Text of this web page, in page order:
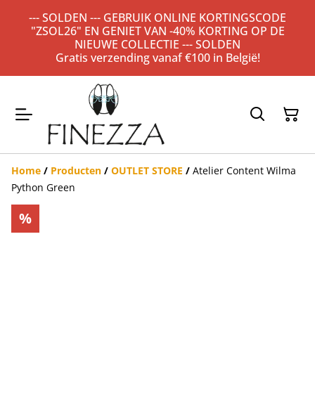
--- SOLDEN --- GEBRUIK ONLINE KORTINGSCODE
"ZSOL26" EN GENIET VAN -40% KORTING OP DE
NIEUWE COLLECTIE --- SOLDEN
Gratis verzending vanaf €100 in België!
Home / Producten / OUTLET STORE / Atelier Content Wilma
Python Green
%